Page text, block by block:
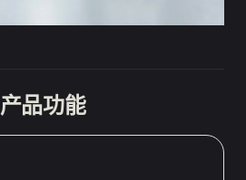
产品功能